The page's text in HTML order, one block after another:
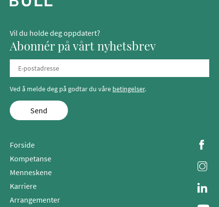
Vil du holde deg oppdatert?
Abonnér på vårt nyhetsbrev
Ved å melde deg på godtar du våre betingelser.
Send
Forside
Kompetanse
Menneskene
Karriere
Arrangementer